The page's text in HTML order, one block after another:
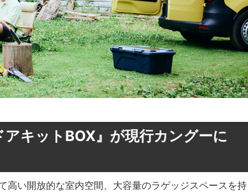
キットBOX』が現行カングーに
高い開放的な室内空間、大容量のラゲッジスペースを持